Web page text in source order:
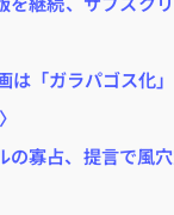
「ガラパゴス化
の寡占、提言で風